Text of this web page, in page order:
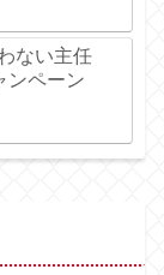
ない主任
ンペーン